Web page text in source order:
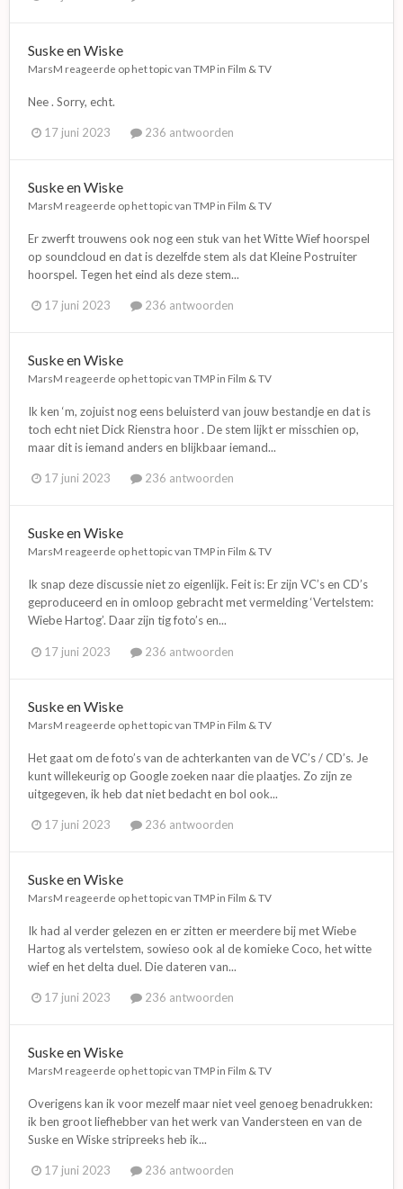
Suske en Wiske
MarsM reageerde op het topic van TMP in Film & TV
Nee . Sorry, echt.
17 juni 2023 236 antwoorden
Suske en Wiske
MarsM reageerde op het topic van TMP in Film & TV
Er zwerft trouwens ook nog een stuk van het Witte Wief hoorspel
op soundcloud en dat is dezelfde stem als dat Kleine Postruiter
hoorspel. Tegen het eind als deze stem...
17 juni 2023 236 antwoorden
Suske en Wiske
MarsM reageerde op het topic van TMP in Film & TV
Ik ken ‘m, zojuist nog eens beluisterd van jouw bestandje en dat is
toch echt niet Dick Rienstra hoor . De stem lijkt er misschien op,
maar dit is iemand anders en blijkbaar iemand...
17 juni 2023 236 antwoorden
Suske en Wiske
MarsM reageerde op het topic van TMP in Film & TV
Ik snap deze discussie niet zo eigenlijk. Feit is: Er zijn VC’s en CD’s
geproduceerd en in omloop gebracht met vermelding ‘Vertelstem:
Wiebe Hartog’. Daar zijn tig foto’s en...
17 juni 2023 236 antwoorden
Suske en Wiske
MarsM reageerde op het topic van TMP in Film & TV
Het gaat om de foto’s van de achterkanten van de VC’s / CD’s. Je
kunt willekeurig op Google zoeken naar die plaatjes. Zo zijn ze
uitgegeven, ik heb dat niet bedacht en bol ook...
17 juni 2023 236 antwoorden
Suske en Wiske
MarsM reageerde op het topic van TMP in Film & TV
Ik had al verder gelezen en er zitten er meerdere bij met Wiebe
Hartog als vertelstem, sowieso ook al de komieke Coco, het witte
wief en het delta duel. Die dateren van...
17 juni 2023 236 antwoorden
Suske en Wiske
MarsM reageerde op het topic van TMP in Film & TV
Overigens kan ik voor mezelf maar niet veel genoeg benadrukken:
ik ben groot liefhebber van het werk van Vandersteen en van de
Suske en Wiske stripreeks heb ik...
17 juni 2023 236 antwoorden